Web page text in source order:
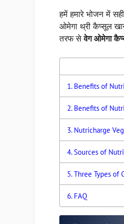
हमें हमारे भोजन में
ओमेगा थ्री कैप्सूल
तरफ सेवेग ओमेगा
Benefits of
Benefits of
Nutricharge
Sources of
Three Types of
FAQ